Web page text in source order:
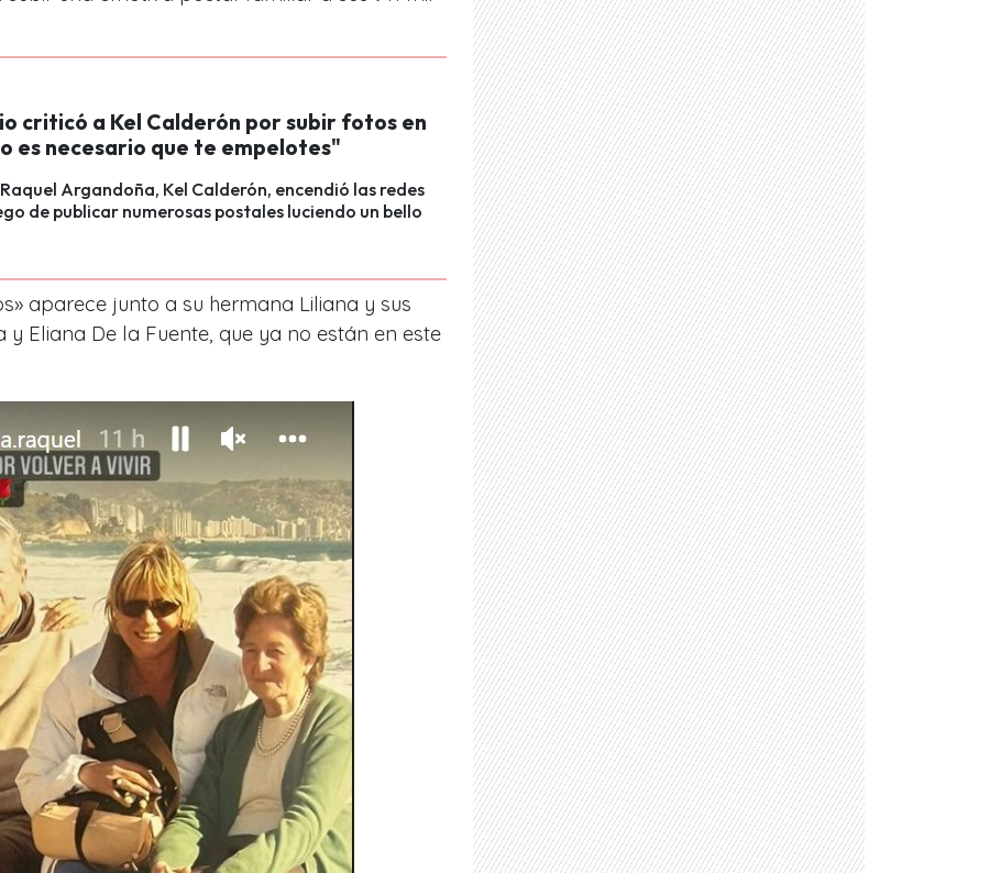
criticó a Kel Calderón por subir fotos en
es necesario que te empelotes"
Argandoña, Kel Calderón, encendió las redes
de publicar numerosas postales luciendo un bello
aparece junto a su hermana Liliana y sus
Eliana De la Fuente, que ya no están en este